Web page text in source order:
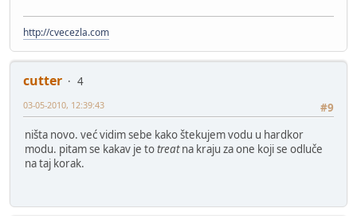
http://cvecezla.com
cutter
4
#9
03-05-2010, 12:39:43
ništa novo. već vidim sebe kako štekujem vodu u hardkor
modu. pitam se kakav je totreatna kraju za one koji se odluče
na taj korak.